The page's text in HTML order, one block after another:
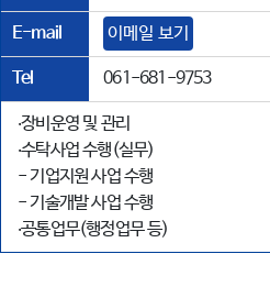
E-mail 이메일 보기
Tel 061-681-9753
‧장비운영 및 관리
‧수탁사업 수행(실무)
- 기업지원 사업 수행
- 기술개발 사업 수행
‧공통업무(행정업무 등)